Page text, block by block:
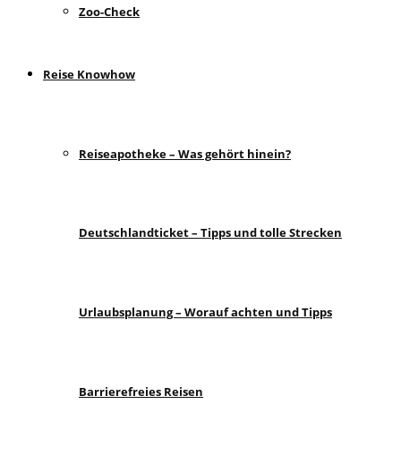
Zoo-Check
Reise Knowhow
Reiseapotheke – Was gehört hinein?
Deutschlandticket – Tipps und tolle Strecken
Urlaubsplanung – Worauf achten und Tipps
Barrierefreies Reisen